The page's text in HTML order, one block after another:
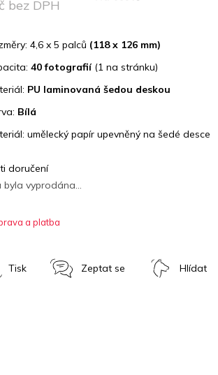
bez DPH
doručení
byla vyprodána…
4,6 x 5 palců (118 x 126 mm)
40 fotografií(1 na stránku)
PU laminovaná šedou deskou
Bílá
umělecký papír upevněný na šedé desce
a platba
Tisk Zeptat se Hlídat